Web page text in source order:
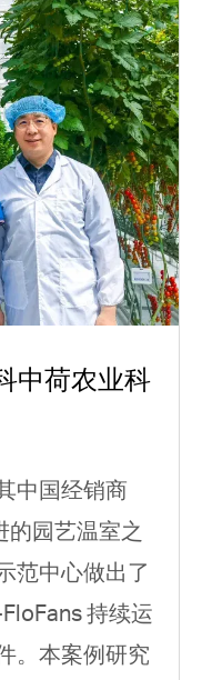
中荷农业科
中国经销商
的园艺温室之
范中心做出了
持续运
。本案例研究